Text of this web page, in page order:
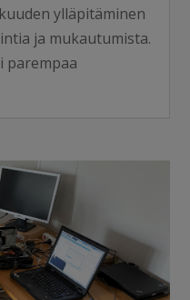
ylläpitäminen
ja mukautumista.
parempaa